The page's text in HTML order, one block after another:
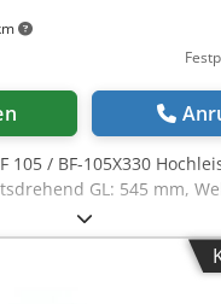
105 / BF-105X330
GL: 545 mm,
Kegel Ø 53,5 auf 51,5
in geöffneter
100% funktionsfähig,
Eukbjmyef